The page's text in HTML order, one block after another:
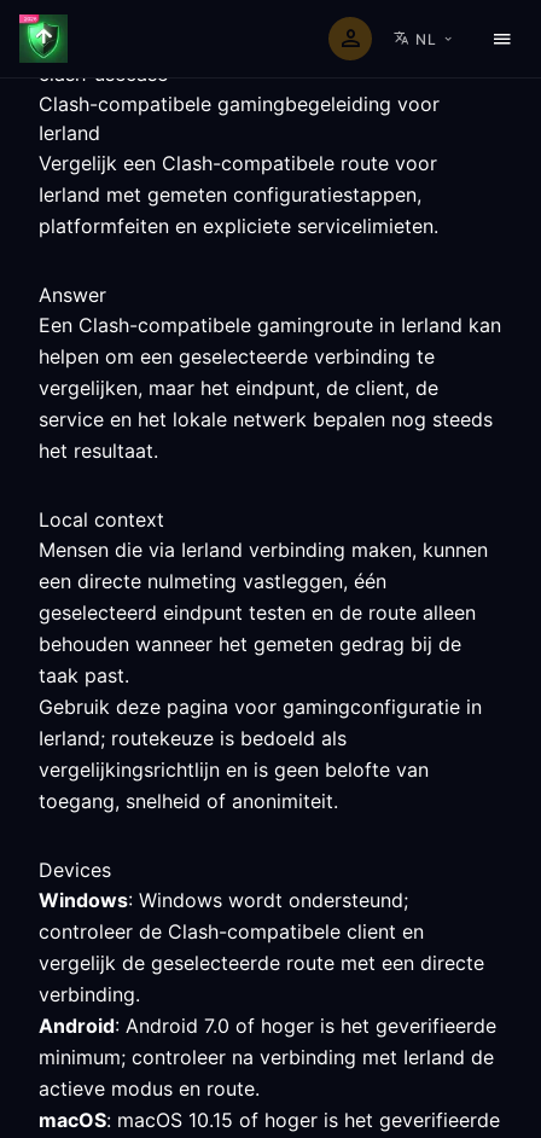
NL
clash-usecase
Clash-compatibele gamingbegeleiding voor
Ierland
Vergelijk een Clash-compatibele route voor
Ierland met gemeten configuratiestappen,
platformfeiten en expliciete servicelimieten.
Answer
Een Clash-compatibele gamingroute in Ierland kan
helpen om een geselecteerde verbinding te
vergelijken, maar het eindpunt, de client, de
service en het lokale netwerk bepalen nog steeds
het resultaat.
Local context
Mensen die via Ierland verbinding maken, kunnen
een directe nulmeting vastleggen, één
geselecteerd eindpunt testen en de route alleen
behouden wanneer het gemeten gedrag bij de
taak past.
Gebruik deze pagina voor gamingconfiguratie in
Ierland; routekeuze is bedoeld als
vergelijkingsrichtlijn en is geen belofte van
toegang, snelheid of anonimiteit.
Devices
Windows: Windows wordt ondersteund;
controleer de Clash-compatibele client en
vergelijk de geselecteerde route met een directe
verbinding.
Android: Android 7.0 of hoger is het geverifieerde
minimum; controleer na verbinding met Ierland de
actieve modus en route.
macOS: macOS 10.15 of hoger is het geverifieerde